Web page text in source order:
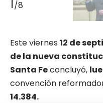
1/8
Este viernes 12 de
de la nueva
Santa Feconcluyó,
convención
14.384.